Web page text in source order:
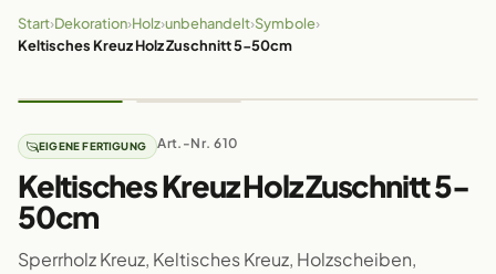
Start›Dekoration›Holz›unbehandelt›Symbole›
Keltisches Kreuz Holz Zuschnitt 5-50cm
EIGENE FERTIGUNG Art.-Nr. 610
Keltisches Kreuz Holz Zuschnitt 5-
50cm
Sperrholz Kreuz, Keltisches Kreuz, Holzscheiben,